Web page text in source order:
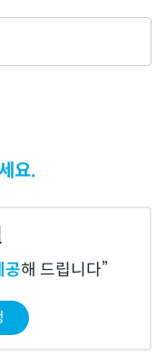
요.
공해 드립니다